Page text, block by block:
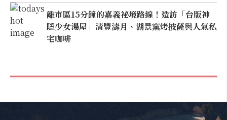
離市區15分鐘的嘉義祕境路線！造訪「台版神
隱少女湯屋」清豐濤月、湖景窯烤披薩與人氣私
宅咖啡